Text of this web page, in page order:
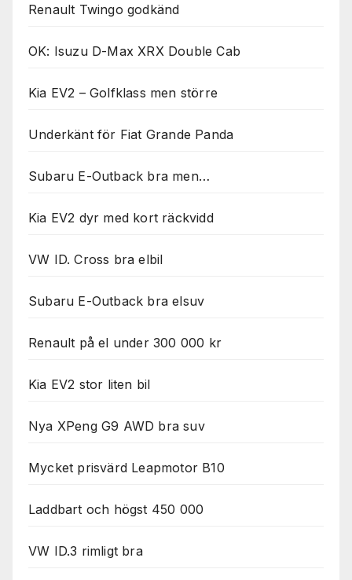
Renault Twingo godkänd
OK: Isuzu D-Max XRX Double Cab
Kia EV2 – Golfklass men större
Underkänt för Fiat Grande Panda
Subaru E-Outback bra men…
Kia EV2 dyr med kort räckvidd
VW ID. Cross bra elbil
Subaru E-Outback bra elsuv
Renault på el under 300 000 kr
Kia EV2 stor liten bil
Nya XPeng G9 AWD bra suv
Mycket prisvärd Leapmotor B10
Laddbart och högst 450 000
VW ID.3 rimligt bra